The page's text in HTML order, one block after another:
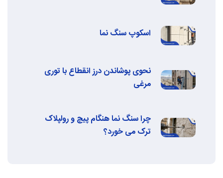
اسکوپ سنگ نما
نحوی پوشاندن درز انقطاع با توری
مرغی
چرا سنگ نما هنگام پیچ و رولپلاک
ترک می‌ خورد؟